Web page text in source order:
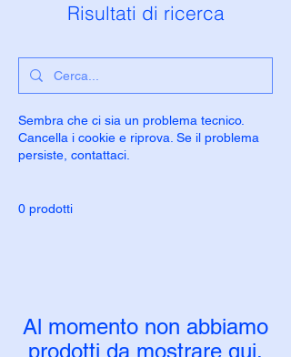
Risultati di ricerca
Sembra che ci sia un problema tecnico.
Cancella i cookie e riprova. Se il problema
persiste, contattaci.
0 prodotti
Al momento non abbiamo
prodotti da mostrare qui.